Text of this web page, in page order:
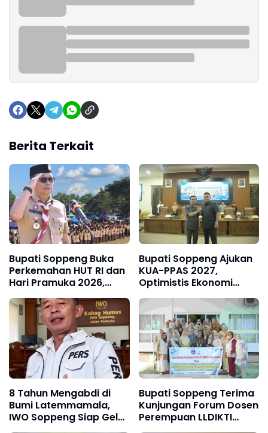
Berita Terkait
Bupati Soppeng Buka
Perkemahan HUT RI dan
Hari Pramuka 2026,
Lepas Kontingen
Jambore Nasional XII
Bupati Soppeng Ajukan
KUA-PPAS 2027,
Optimistis Ekonomi
Tumbuh di Tengah
Tekanan Fiskal
8 Tahun Mengabdi di
Bumi Latemmamala,
IWO Soppeng Siap Gelar
Bupati Soppeng Terima
Kunjungan Forum Dosen
Perempuan LLDIKTI